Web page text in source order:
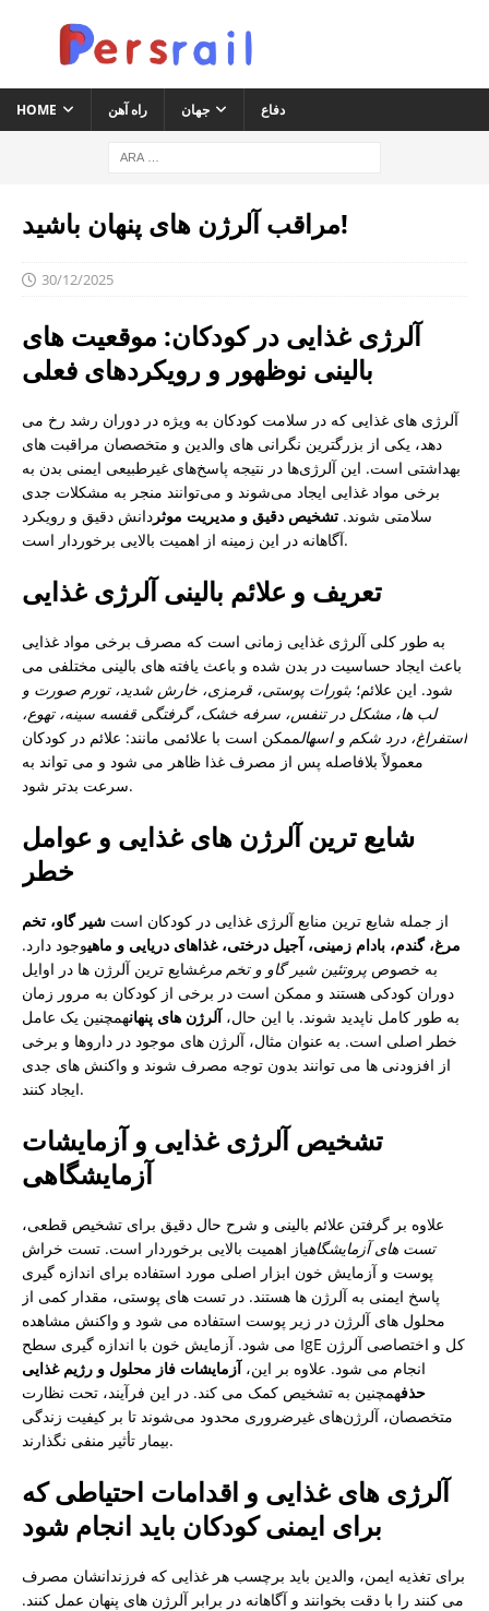
HOME راه آهن جهان دفاع
مراقب آلرژن های پنهان باشید!
30/12/2025
آلرژی غذایی در کودکان: موقعیت های
بالینی نوظهور و رویکردهای فعلی
آلرژی های غذایی که در سلامت کودکان به ویژه در دوران رشد رخ می
دهد، یکی از بزرگترین نگرانی های والدین و متخصصان مراقبت های
بهداشتی است. این آلرژی‌ها در نتیجه پاسخ‌های غیرطبیعی ایمنی بدن به
برخی مواد غذایی ایجاد می‌شوند و می‌توانند منجر به مشکلات جدی
سلامتی شوند. تشخیص دقیق و مدیریت موثر دانش دقیق و رویکرد
آگاهانه در این زمینه از اهمیت بالایی برخوردار است.
تعریف و علائم بالینی آلرژی غذایی
به طور کلی آلرژی غذایی زمانی است که مصرف برخی مواد غذایی
باعث ایجاد حساسیت در بدن شده و باعث یافته های بالینی مختلفی می
شود. این علائم؛ بثورات پوستی، قرمزی، خارش شدید، تورم صورت و
لب ها، مشکل در تنفس، سرفه خشک، گرفتگی قفسه سینه، تهوع،
استفراغ، درد شکم و اسهالممکن است با علائمی مانند: علائم در کودکان
معمولاً بلافاصله پس از مصرف غذا ظاهر می شود و می تواند به
سرعت بدتر شود.
شایع ترین آلرژن های غذایی و عوامل
خطر
از جمله شایع ترین منابع آلرژی غذایی در کودکان است شیر گاو، تخم
مرغ، گندم، بادام زمینی، آجیل درختی، غذاهای دریایی و ماهیوجود دارد.
به خصوص پروتئین شیر گاو و تخم مرغشایع ترین آلرژن ها در اوایل
دوران کودکی هستند و ممکن است در برخی از کودکان به مرور زمان
به طور کامل ناپدید شوند. با این حال،آلرژن های پنهانهمچنین یک عامل
خطر اصلی است. به عنوان مثال، آلرژن های موجود در داروها و برخی
از افزودنی ها می توانند بدون توجه مصرف شوند و واکنش های جدی
ایجاد کنند.
تشخیص آلرژی غذایی و آزمایشات
آزمایشگاهی
علاوه بر گرفتن علائم بالینی و شرح حال دقیق برای تشخیص قطعی،
تست های آزمایشگاهیاز اهمیت بالایی برخوردار است. تست خراش
پوست و آزمایش خون ابزار اصلی مورد استفاده برای اندازه گیری
پاسخ ایمنی به آلرژن ها هستند. در تست های پوستی، مقدار کمی از
محلول های آلرژن در زیر پوست استفاده می شود و واکنش مشاهده
می شود. آزمایش خون با اندازه گیری سطح IgE کل و اختصاصی آلرژن
انجام می شود. علاوه بر این،آزمایشات فاز محلول و رژیم غذایی
حذفهمچنین به تشخیص کمک می کند. در این فرآیند، تحت نظارت
متخصصان، آلرژن‌های غیرضروری محدود می‌شوند تا بر کیفیت زندگی
بیمار تأثیر منفی نگذارند.
آلرژی های غذایی و اقدامات احتیاطی که
برای ایمنی کودکان باید انجام شود
برای تغذیه ایمن، والدین باید برچسب هر غذایی که فرزندانشان مصرف
می کنند را با دقت بخوانند و آگاهانه در برابر آلرژن های پنهان عمل کنند.